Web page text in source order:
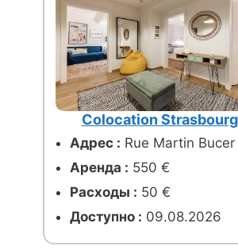
Colocation
Адрес : Rue Martin Bucer
Аренда : 550 €
Расходы : 50 €
Доступно : 09.08.2026